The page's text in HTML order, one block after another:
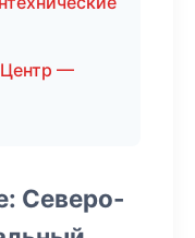
—
Северо-